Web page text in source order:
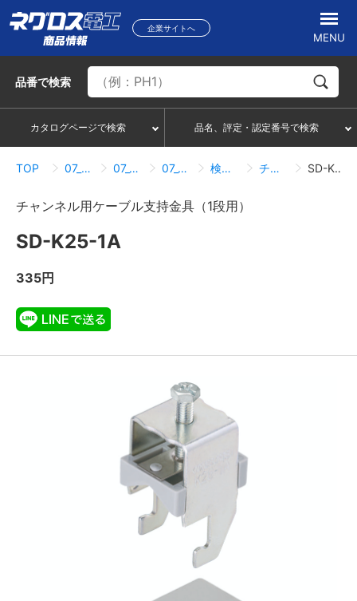
企業サイトへ
MENU
品番で検索
カタログページで検索 品名、評定・認定番号で検索
TOP 07_ハンガー・サポートシステム 07_05_ダクター配管配線部材 07_05_08_ケーブル支持（チャンネル用ケーブル支持金具） 検索結果一覧 チャンネル用ケーブル支持金具（1段用） SD-K25-1A
チャンネル用ケーブル支持金具（1段用）
SD-K25-1A
335円